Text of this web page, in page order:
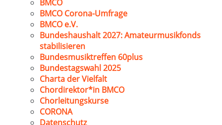
BMCO
BMCO Corona-Umfrage
BMCO e.V.
Bundeshaushalt 2027: Amateurmusikfonds
stabilisieren
Bundesmusiktreffen 60plus
Bundestagswahl 2025
Charta der Vielfalt
Chordirektor*in BMCO
Chorleitungskurse
CORONA
Datenschutz